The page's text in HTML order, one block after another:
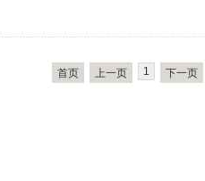
首页 上一页 1 下一页